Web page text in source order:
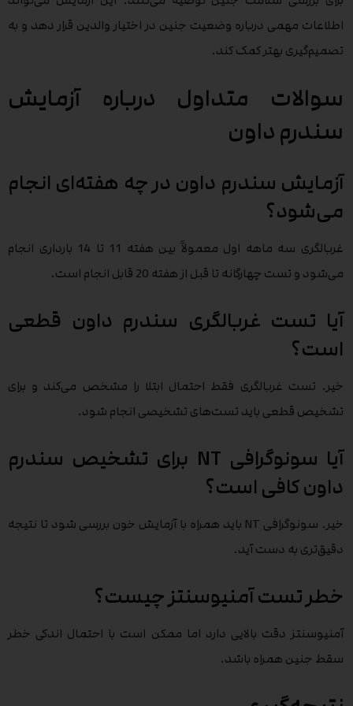
اطلاعات مهمی درباره وضعیت جنین در اختیار والدین قرار دهد و به
تصمیم‌گیری بهتر کمک کند.
سوالات متداول درباره آزمایش
سندرم داون
آزمایش سندرم داون در چه هفته‌ای انجام
می‌شود؟
غربالگری سه ماهه اول معمولاً بین هفته 11 تا 14 بارداری انجام
می‌شود و تست چهارگانه تا قبل از هفته 20 قابل انجام است.
آیا تست غربالگری سندرم داون قطعی
است؟
خیر. تست غربالگری فقط احتمال ابتلا را مشخص می‌کند و برای
تشخیص قطعی باید تست‌های تشخیصی انجام شود.
آیا سونوگرافی NT برای تشخیص سندرم
داون کافی است؟
خیر. سونوگرافی NT باید همراه با آزمایش خون بررسی شود تا نتیجه
دقیق‌تری به دست آید.
خطر تست آمنیوسنتز چیست؟
آمنیوسنتز دقت بالایی دارد اما ممکن است با احتمال اندکی خطر
سقط جنین همراه باشد.